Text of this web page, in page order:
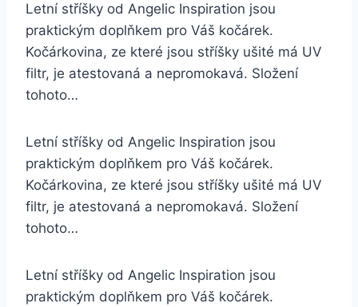
Letní stříšky od Angelic Inspiration jsou
praktickým doplňkem pro Váš kočárek.
Kočárkovina, ze které jsou stříšky ušité má UV
filtr, je atestovaná a nepromokavá. Složení
tohoto…
Letní stříšky od Angelic Inspiration jsou
praktickým doplňkem pro Váš kočárek.
Kočárkovina, ze které jsou stříšky ušité má UV
filtr, je atestovaná a nepromokavá. Složení
tohoto…
Letní stříšky od Angelic Inspiration jsou
praktickým doplňkem pro Váš kočárek.